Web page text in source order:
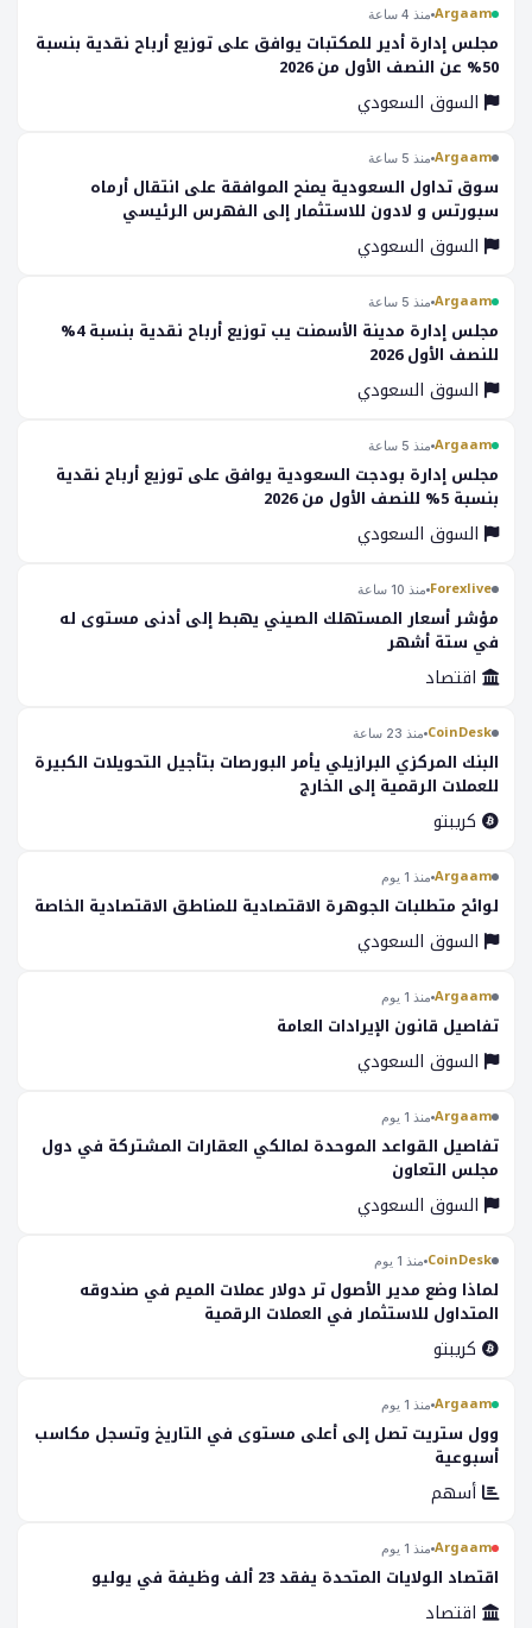
Argaam منذ 4 ساعة
مجلس إدارة أدیر للمكتبات يوافق على توزيع أرباح نقدية بنسبة
50% عن النصف الأول من 2026
السوق السعودي
Argaam منذ 5 ساعة
سوق تداول السعودية يمنح الموافقة على انتقال أرماه
سبورتس و لادون للاستثمار إلى الفهرس الرئيسي
السوق السعودي
Argaam منذ 5 ساعة
مجلس إدارة مدينة الأسمنت يب توزيع أرباح نقدية بنسبة 4%
للنصف الأول 2026
السوق السعودي
Argaam منذ 5 ساعة
مجلس إدارة بودجت السعودية يوافق على توزيع أرباح نقدية
بنسبة 5% للنصف الأول من 2026
السوق السعودي
Forexlive منذ 10 ساعة
مؤشر أسعار المستهلك الصيني يهبط إلى أدنى مستوى له
في ستة أشهر
اقتصاد
CoinDesk منذ 23 ساعة
البنك المركزي البرازيلي يأمر البورصات بتأجيل التحويلات الكبيرة
للعملات الرقمية إلى الخارج
كريبتو
Argaam منذ 1 يوم
لوائح متطلبات الجوهرة الاقتصادية للمناطق الاقتصادية الخاصة
السوق السعودي
Argaam منذ 1 يوم
تفاصيل قانون الإيرادات العامة
السوق السعودي
Argaam منذ 1 يوم
تفاصيل القواعد الموحدة لمالكي العقارات المشتركة في دول
مجلس التعاون
السوق السعودي
CoinDesk منذ 1 يوم
لماذا وضع مدير الأصول تر دولار عملات الميم في صندوقه
المتداول للاستثمار في العملات الرقمية
كريبتو
Argaam منذ 1 يوم
وول ستريت تصل إلى أعلى مستوى في التاريخ وتسجل مكاسب
أسبوعية
أسهم
Argaam منذ 1 يوم
اقتصاد الولايات المتحدة يفقد 23 ألف وظيفة في يوليو
اقتصاد